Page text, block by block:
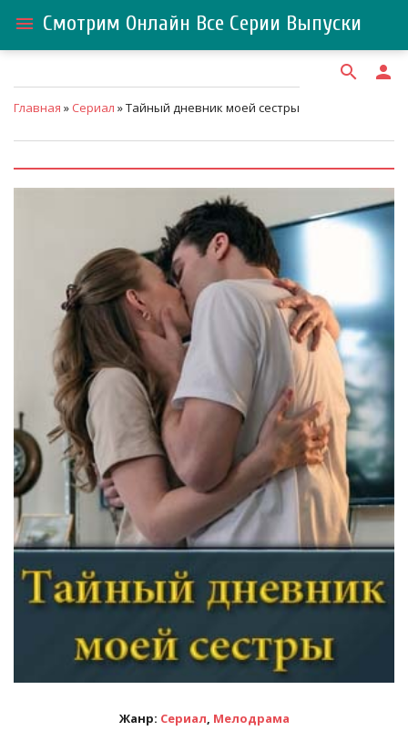
menu Смотрим Онлайн Все Серии Выпуски
search person
Главная » Сериал » Тайный дневник моей сестры
Жанр: Сериал, Мелодрама